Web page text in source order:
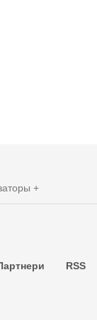
+
RSS